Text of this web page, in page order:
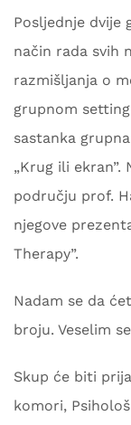
Posljednje dvije
način rada svih
razmišljanja o
grupnom
sastanka
„Krug ili
području prof.
njegove
Therapy”.
Nadam se da
broju. Veselim
Skup će biti
komori,